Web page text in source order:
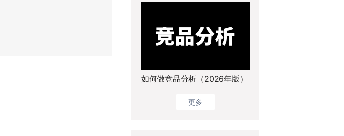
如何做竞品分析（2026年版）
更多